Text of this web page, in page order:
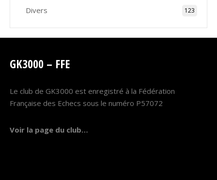
Divers 123
GK3000 – FFE
Le club de GK3000 est enregistré à la Fédération
Française des Echecs sous le numéro P57072
Voir la page du club…